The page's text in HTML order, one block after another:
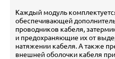
Каждый модуль
обеспечивающей
проводников кабеля,
и предохраняющие их от
натяжении кабеля. А также
внешней оболочки кабеля